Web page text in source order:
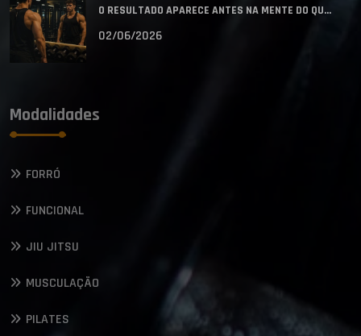
O RESULTADO APARECE ANTES NA MENTE DO QU...
02/06/2026
Modalidades
FORRÓ
FUNCIONAL
JIU JITSU
MUSCULAÇÃO
PILATES